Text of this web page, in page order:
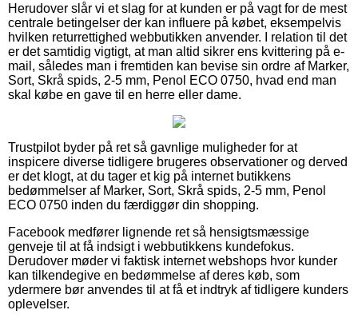
Herudover slår vi et slag for at kunden er på vagt for de mest
centrale betingelser der kan influere på købet, eksempelvis
hvilken returrettighed webbutikken anvender. I relation til det
er det samtidig vigtigt, at man altid sikrer ens kvittering på e-
mail, således man i fremtiden kan bevise sin ordre af Marker,
Sort, Skrå spids, 2-5 mm, Penol ECO 0750, hvad end man
skal købe en gave til en herre eller dame.
Trustpilot byder på ret så gavnlige muligheder for at
inspicere diverse tidligere brugeres observationer og derved
er det klogt, at du tager et kig på internet butikkens
bedømmelser af Marker, Sort, Skrå spids, 2-5 mm, Penol
ECO 0750 inden du færdiggør din shopping.
Facebook medfører lignende ret så hensigtsmæssige
genveje til at få indsigt i webbutikkens kundefokus.
Derudover møder vi faktisk internet webshops hvor kunder
kan tilkendegive en bedømmelse af deres køb, som
ydermere bør anvendes til at få et indtryk af tidligere kunders
oplevelser.